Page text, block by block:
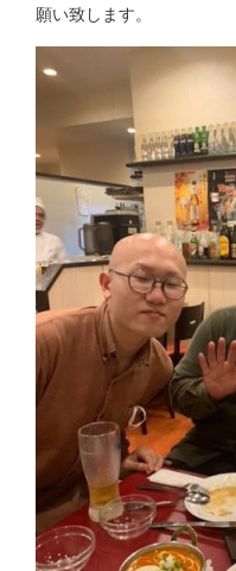
願い致します。